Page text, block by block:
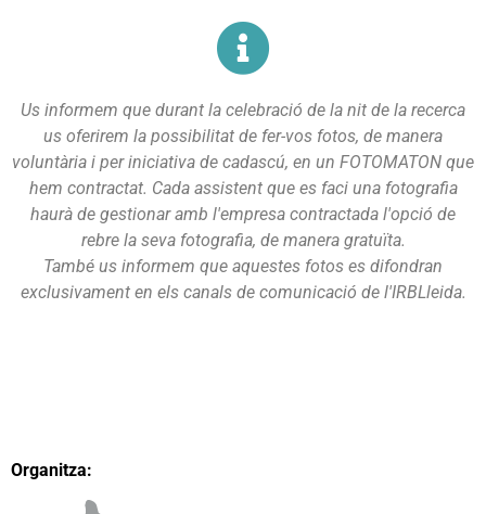
Us informem que durant la celebració de la nit de la recerca
us oferirem la possibilitat de fer-vos fotos, de manera
voluntària i per iniciativa de cadascú, en un FOTOMATON que
hem contractat. Cada assistent que es faci una fotografia
haurà de gestionar amb l'empresa contractada l'opció de
rebre la seva fotografia, de manera gratuïta.
També us informem que aquestes fotos es difondran
exclusivament en els canals de comunicació de l'IRBLleida.
Organitza: